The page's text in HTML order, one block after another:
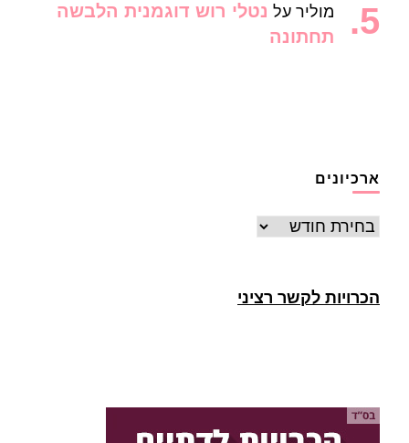
מוליר על נטלי רוש דוגמנית הלבשה
תחתונה
ארכיונים
ארכיונים
הכרויות לקשר רציני